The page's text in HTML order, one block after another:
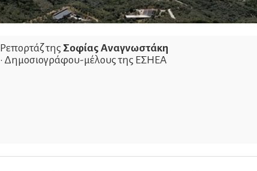
Ρεπορτάζ της Σοφίας Αναγνωστάκη
• Δημοσιογράφου-μέλους της ΕΣΗΕΑ